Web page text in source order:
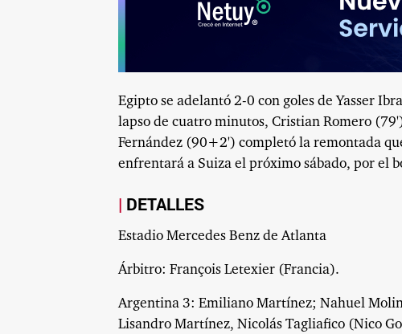
Egipto se adelantó 2-0 con goles de Yasser
lapso de cuatro minutos, Cristian Romero
Fernández (90+2') completó la remontada
enfrentará a Suiza el próximo sábado, por el
DETALLES
Estadio Mercedes Benz de Atlanta
Árbitro: François Letexier (Francia).
Argentina 3: Emiliano Martínez; Nahuel
Lisandro Martínez, Nicolás Tagliafico (Nico